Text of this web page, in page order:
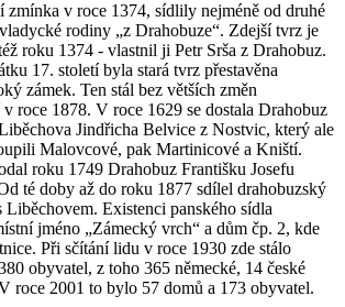
zmínka v roce 1374, sídlily nejméně od druhé
rodiny „z Drahobuze“. Zdejší tvrz je
roku 1374 - vlastnil ji Petr Srša z Drahobuz.
17. století byla stará tvrz přestavěna
zámek. Ten stál bez větších změn
roce 1878. V roce 1629 se dostala Drahobuz
Jindřicha Belvice z Nostvic, který ale
Malovcové, pak Martinicové a Kniští.
roku 1749 Drahobuz Františku Josefu
té doby až do roku 1877 sdílel drahobuzský
Liběchovem. Existenci panského sídla
jméno „Zámecký vrch“ a dům čp. 2, kde
Při sčítání lidu v roce 1930 zde stálo
obyvatel, z toho 365 německé, 14 české
roce 2001 to bylo 57 domů a 173 obyvatel.